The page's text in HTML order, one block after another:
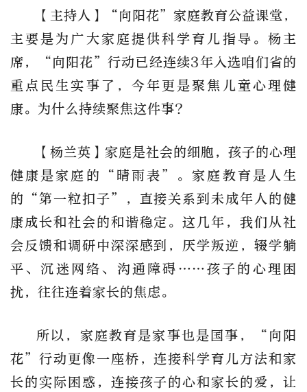
【主持人】“向阳花”家庭教育公益课堂，
主要是为广大家庭提供科学育儿指导。杨主
席，“向阳花”行动已经连续3年入选咱们省的
重点民生实事了，今年更是聚焦儿童心理健
康。为什么持续聚焦这件事?
【杨兰英】家庭是社会的细胞，孩子的心理
健康是家庭的“晴雨表”。家庭教育是人生
的“第一粒扣子”，直接关系到未成年人的健
康成长和社会的和谐稳定。这几年，我们从社
会反馈和调研中深深感到，厌学叛逆，辍学躺
平、沉迷网络、沟通障碍……孩子的心理困
扰，往往连着家长的焦虑。
所以，家庭教育是家事也是国事，“向阳
花”行动更像一座桥，连接科学育儿方法和家
长的实际困惑，连接孩子的心和家长的爱，让